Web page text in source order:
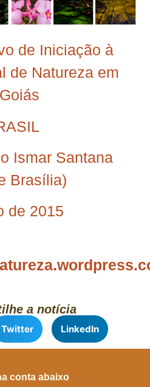
de Iniciação à
de Natureza em
Ismar Santana
Brasília)
de 2015
a notícia
Twitter LinkedIn
conta abaixo